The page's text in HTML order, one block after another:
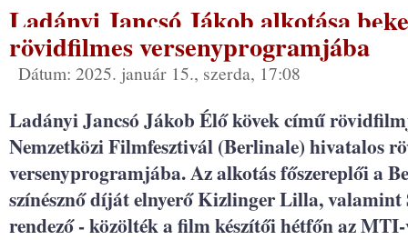
Ladányi Jancsó Jákob alkotása
rövidfilmes versenyprogramjába
Dátum: 2025. január 15., szerda, 17:08
Ladányi Jancsó Jákob Élő kövek című
Nemzetközi Filmfesztivál (Berlinale) hivatalos
versenyprogramjába. Az alkotás főszereplői a
színésznő díját elnyerő Kizlinger Lilla,
rendező - közölték a film készítői hétfőn az